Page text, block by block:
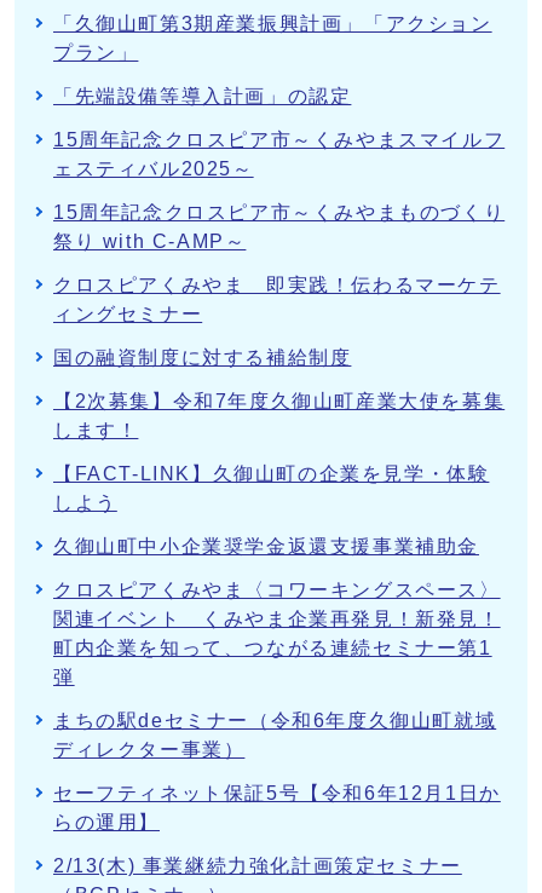
「久御山町第3期産業振興計画」「アクション
プラン」
「先端設備等導入計画」の認定
15周年記念クロスピア市～くみやまスマイルフ
ェスティバル2025～
15周年記念クロスピア市～くみやまものづくり
祭り with C-AMP～
クロスピアくみやま 即実践！伝わるマーケテ
ィングセミナー
国の融資制度に対する補給制度
【2次募集】令和7年度久御山町産業大使を募集
します！
【FACT-LINK】久御山町の企業を見学・体験
しよう
久御山町中小企業奨学金返還支援事業補助金
クロスピアくみやま〈コワーキングスペース〉
関連イベント くみやま企業再発見！新発見！
町内企業を知って、つながる連続セミナー第1
弾
まちの駅deセミナー（令和6年度久御山町就域
ディレクター事業）
セーフティネット保証5号【令和6年12月1日か
らの運用】
2/13(木) 事業継続力強化計画策定セミナー